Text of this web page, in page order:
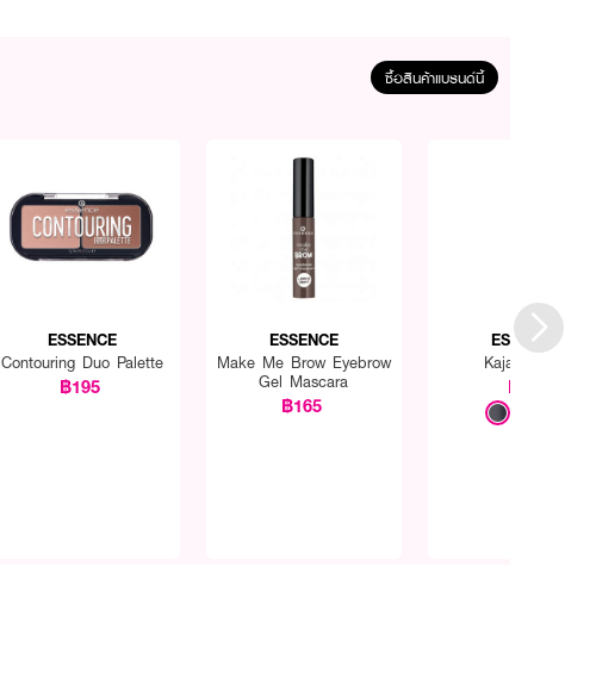
ซื้อสินค้าแบรนด์นี้
ESSENCE
Contouring Duo Palette
฿195
ESSENCE
Make Me Brow Eyebrow
Gel Mascara
฿165
ESSENCE
Kajal Pencil
฿65